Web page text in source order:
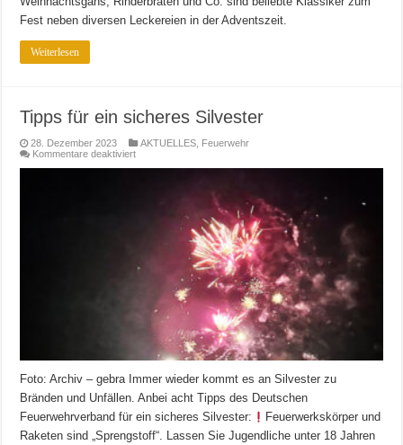
Fest neben diversen Leckereien in der Adventszeit.
Weiterlesen
Tipps für ein sicheres Silvester
28. Dezember 2023 AKTUELLES Feuerwehr
Kommentare deaktiviertfür
Foto: Archiv – gebra Immer wieder kommt es an Silvester zu
Bränden und Unfällen. Anbei acht Tipps des Deutschen
Feuerwehrverband für ein sicheres Silvester:
Feuerwerkskörper und
Raketen sind „Sprengstoff“. Lassen Sie Jugendliche unter 18 Jahren